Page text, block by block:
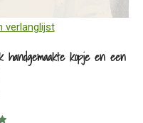
verlanglijst
handgemaakte kopje en een